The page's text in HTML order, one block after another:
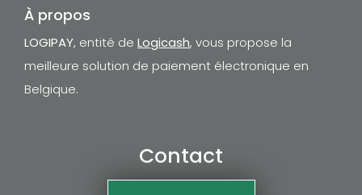
À propos
LOGIPAY, entité de Logicash, vous propose la
meilleure solution de paiement électronique en
Belgique.
Contact